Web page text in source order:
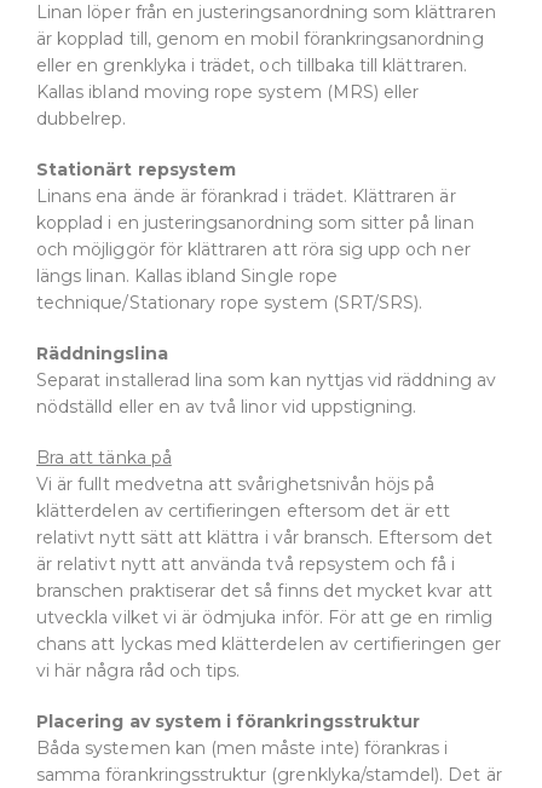
Linan löper från en justeringsanordning som klättraren
är kopplad till, genom en mobil förankringsanordning
eller en grenklyka i trädet, och tillbaka till klättraren.
Kallas ibland moving rope system (MRS) eller
dubbelrep.
Stationärt repsystem
Linans ena ände är förankrad i trädet. Klättraren är
kopplad i en justeringsanordning som sitter på linan
och möjliggör för klättraren att röra sig upp och ner
längs linan. Kallas ibland Single rope
technique/Stationary rope system (SRT/SRS).
Räddningslina
Separat installerad lina som kan nyttjas vid räddning av
nödställd eller en av två linor vid uppstigning.
Bra att tänka på
Vi är fullt medvetna att svårighetsnivån höjs på
klätterdelen av certifieringen eftersom det är ett
relativt nytt sätt att klättra i vår bransch. Eftersom det
är relativt nytt att använda två repsystem och få i
branschen praktiserar det så finns det mycket kvar att
utveckla vilket vi är ödmjuka inför. För att ge en rimlig
chans att lyckas med klätterdelen av certifieringen ger
vi här några råd och tips.
Placering av system i förankringsstruktur
Båda systemen kan (men måste inte) förankras i
samma förankringsstruktur (grenklyka/stamdel). Det är